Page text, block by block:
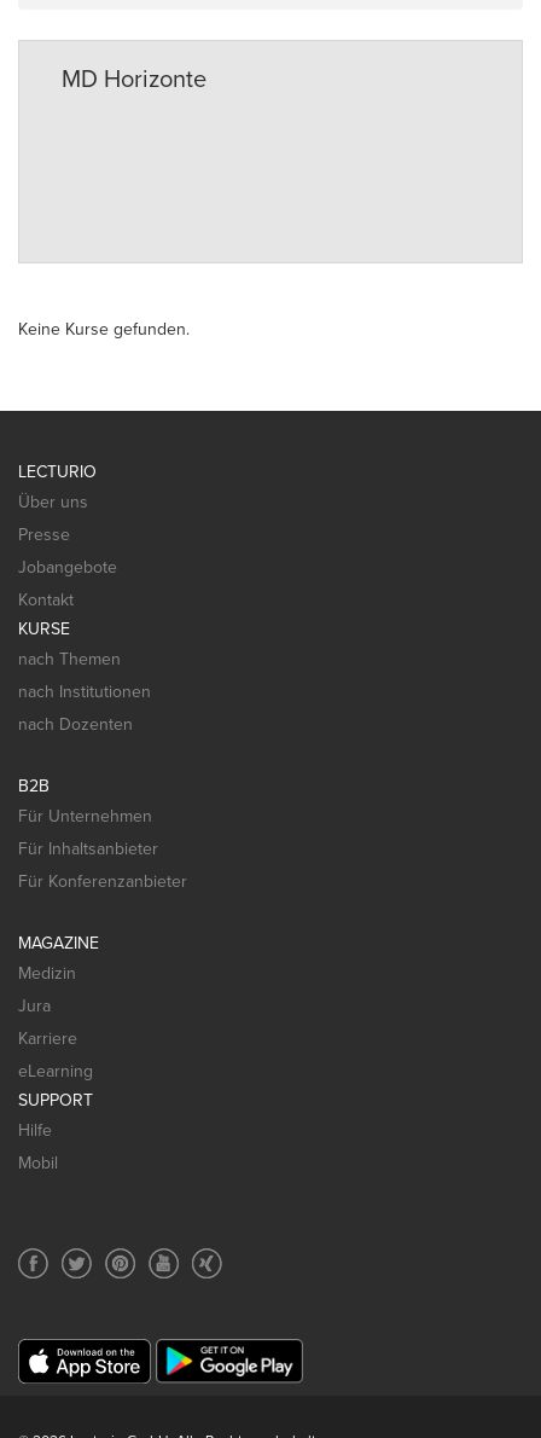
MD Horizonte
Keine Kurse gefunden.
LECTURIO
Über uns
Presse
Jobangebote
Kontakt
KURSE
nach Themen
nach Institutionen
nach Dozenten
B2B
Für Unternehmen
Für Inhaltsanbieter
Für Konferenzanbieter
MAGAZINE
Medizin
Jura
Karriere
eLearning
SUPPORT
Hilfe
Mobil